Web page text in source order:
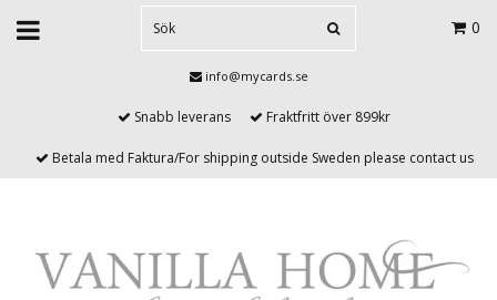
0
info@mycards.se
Snabb leverans Fraktfritt över 899kr
Betala med Faktura/For shipping outside Sweden please contact us